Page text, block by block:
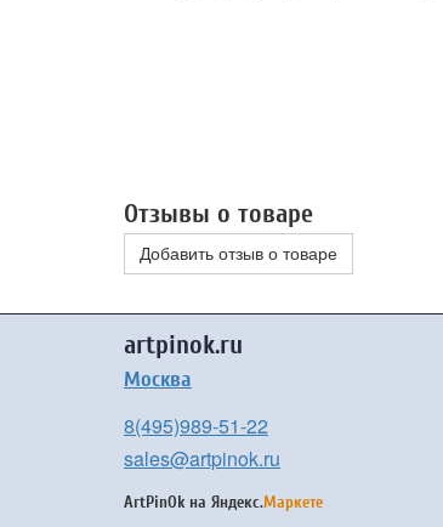
Отзывы о товаре
Добавить отзыв о товаре
artpinok.ru
Москва
8(495)989-51-22
sales@artpinok.ru
ArtPinOk на Яндекс.Маркете